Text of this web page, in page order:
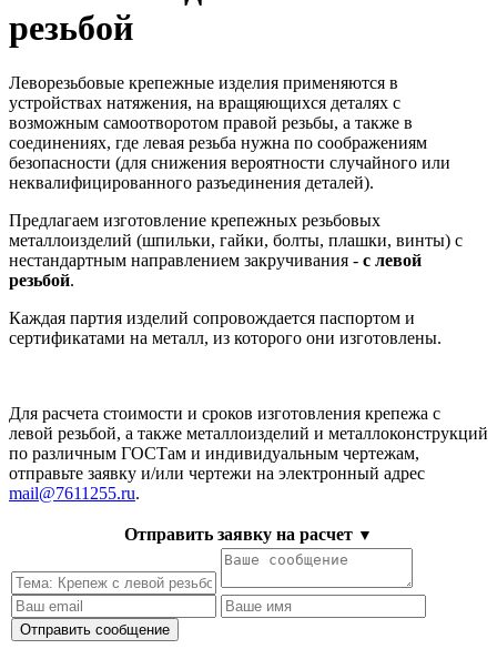
резьбой
Леворезьбовые крепежные изделия применяются в
устройствах натяжения, на вращяющихся деталях с
возможным самоотворотом правой резьбы, а также в
соединениях, где левая резьба нужна по соображениям
безопасности (для снижения вероятности случайного или
неквалифицированного разъединения деталей).
Предлагаем изготовление крепежных резьбовых
металлоизделий (шпильки, гайки, болты, плашки, винты) с
нестандартным направлением закручивания - с левой
резьбой.
Каждая партия изделий сопровождается паспортом и
сертификатами на металл, из которого они изготовлены.
Для расчета стоимости и сроков изготовления крепежа с
левой резьбой, а также металлоизделий и металлоконструкций
по различным ГОСТам и индивидуальным чертежам,
отправьте заявку и/или чертежи на электронный адрес
mail@7611255.ru.
Отправить заявку на расчет ▼